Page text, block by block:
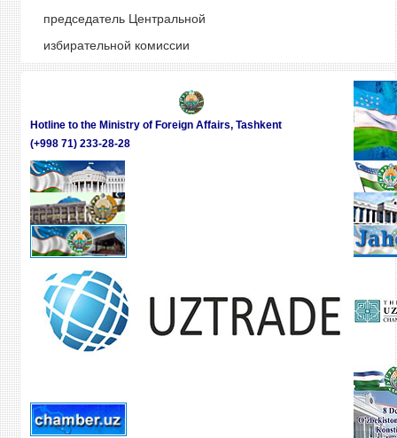
председатель Центральной
избирательной комиссии
Hotline to the Ministry of Foreign Affairs, Tashkent
(+998 71) 233-28-28